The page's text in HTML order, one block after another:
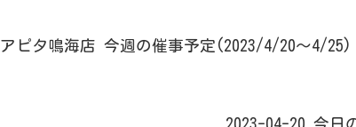
アピタ鳴海店 今週の催事予定(2023/4/20～4/25)
2023-04-20 今日